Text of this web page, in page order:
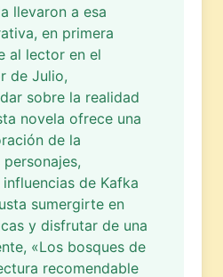
llevaron a esa
en primera
al lector en el
de Julio,
sobre la realidad
novela ofrece una
de la
de Kafka
sumergirte en
y disfrutar de una
«Los bosques de
recomendable